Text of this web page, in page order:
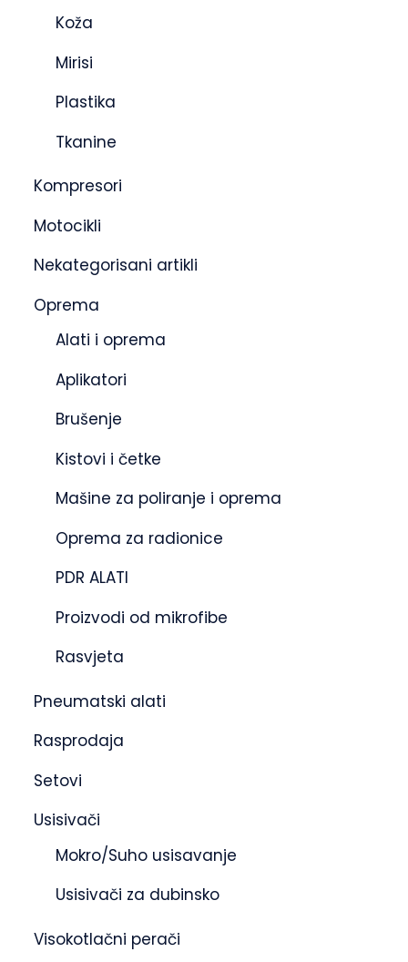
Koža
Mirisi
Plastika
Tkanine
Kompresori
Motocikli
Nekategorisani artikli
Oprema
Alati i oprema
Aplikatori
Brušenje
Kistovi i četke
Mašine za poliranje i oprema
Oprema za radionice
PDR ALATI
Proizvodi od mikrofibe
Rasvjeta
Pneumatski alati
Rasprodaja
Setovi
Usisivači
Mokro/Suho usisavanje
Usisivači za dubinsko
Visokotlačni perači